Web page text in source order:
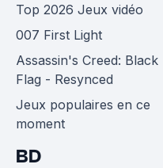
Top 2026 Jeux vidéo
007 First Light
Assassin's Creed: Black
Flag - Resynced
Jeux populaires en ce
moment
BD